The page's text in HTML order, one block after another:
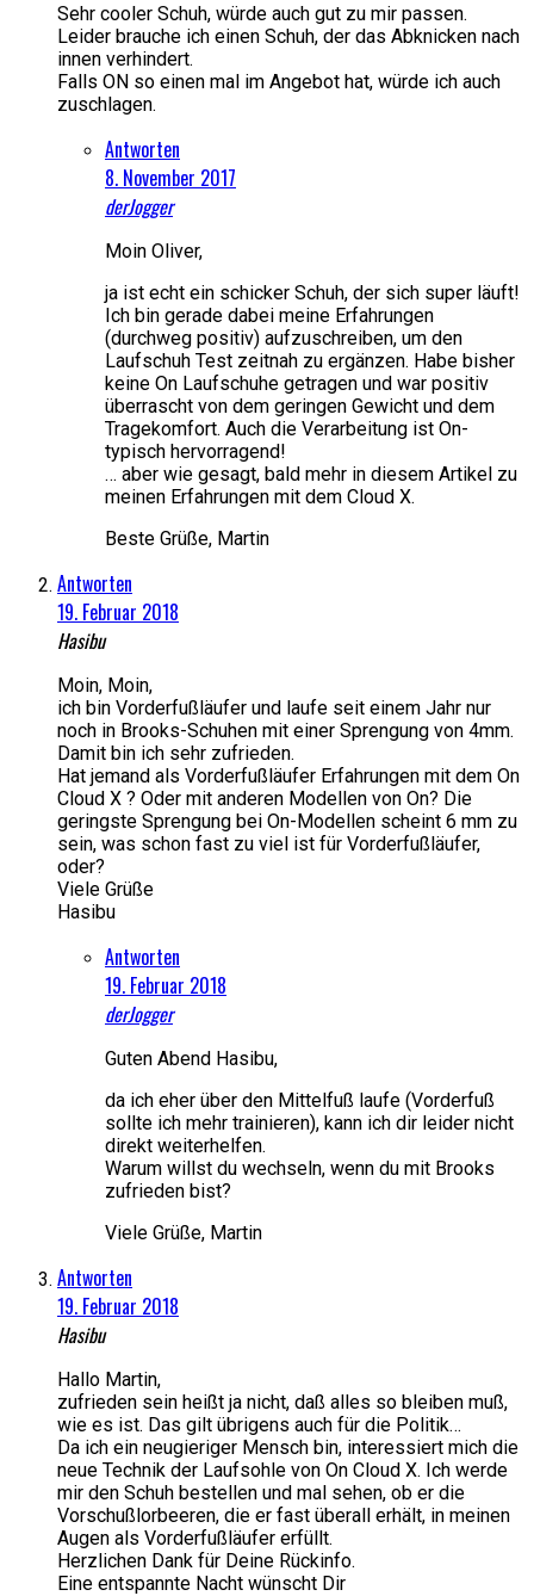
Sehr cooler Schuh, würde auch gut zu mir passen.
Leider brauche ich einen Schuh, der das Abknicken nach
innen verhindert.
Falls ON so einen mal im Angebot hat, würde ich auch
zuschlagen.
Antworten
8. November 2017
derJogger
Moin Oliver,
ja ist echt ein schicker Schuh, der sich super läuft!
Ich bin gerade dabei meine Erfahrungen
(durchweg positiv) aufzuschreiben, um den
Laufschuh Test zeitnah zu ergänzen. Habe bisher
keine On Laufschuhe getragen und war positiv
überrascht von dem geringen Gewicht und dem
Tragekomfort. Auch die Verarbeitung ist On-
typisch hervorragend!
… aber wie gesagt, bald mehr in diesem Artikel zu
meinen Erfahrungen mit dem Cloud X.
Beste Grüße, Martin
Antworten
19. Februar 2018
Hasibu
Moin, Moin,
ich bin Vorderfußläufer und laufe seit einem Jahr nur
noch in Brooks-Schuhen mit einer Sprengung von 4mm.
Damit bin ich sehr zufrieden.
Hat jemand als Vorderfußläufer Erfahrungen mit dem On
Cloud X ? Oder mit anderen Modellen von On? Die
geringste Sprengung bei On-Modellen scheint 6 mm zu
sein, was schon fast zu viel ist für Vorderfußläufer,
oder?
Viele Grüße
Hasibu
Antworten
19. Februar 2018
derJogger
Guten Abend Hasibu,
da ich eher über den Mittelfuß laufe (Vorderfuß
sollte ich mehr trainieren), kann ich dir leider nicht
direkt weiterhelfen.
Warum willst du wechseln, wenn du mit Brooks
zufrieden bist?
Viele Grüße, Martin
Antworten
19. Februar 2018
Hasibu
Hallo Martin,
zufrieden sein heißt ja nicht, daß alles so bleiben muß,
wie es ist. Das gilt übrigens auch für die Politik…
Da ich ein neugieriger Mensch bin, interessiert mich die
neue Technik der Laufsohle von On Cloud X. Ich werde
mir den Schuh bestellen und mal sehen, ob er die
Vorschußlorbeeren, die er fast überall erhält, in meinen
Augen als Vorderfußläufer erfüllt.
Herzlichen Dank für Deine Rückinfo.
Eine entspannte Nacht wünscht Dir